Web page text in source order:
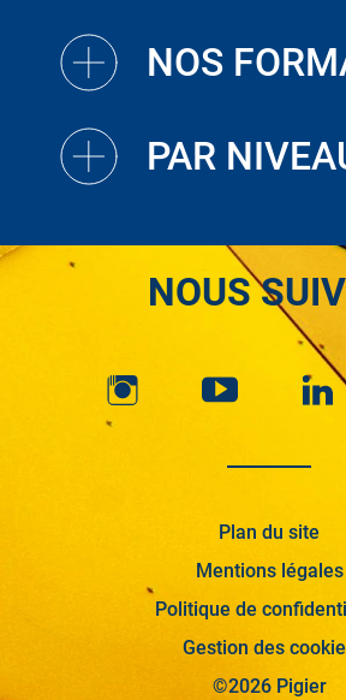
NOS
PAR
NOUS
Plan du site
Mentions légales
Politique de
Gestion des
©2026 Pigier